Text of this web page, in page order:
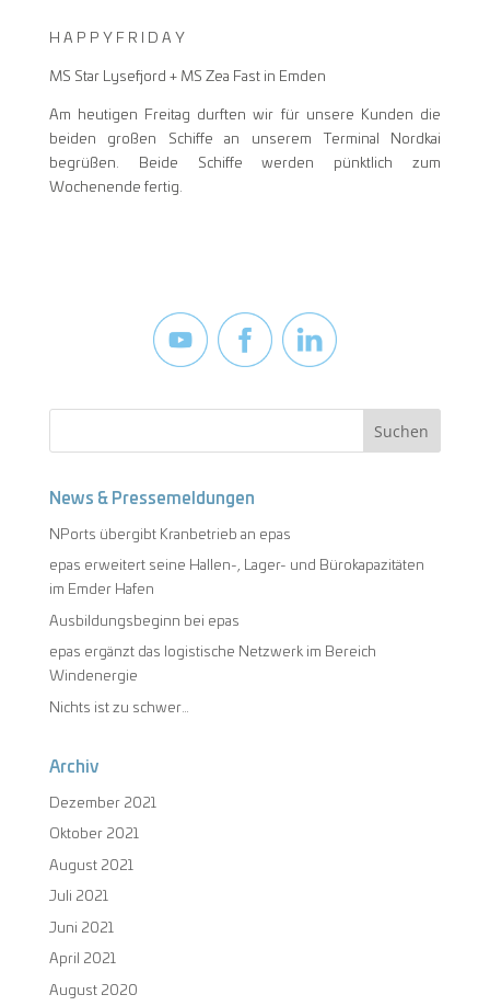
H A P P Y F R I D A Y
MS Star Lysefjord + MS Zea Fast in Emden
Am heutigen Freitag durften wir für unsere Kunden die
beiden großen Schiffe an unserem Terminal Nordkai
begrüßen. Beide Schiffe werden pünktlich zum
Wochenende fertig.
News & Pressemeldungen
NPorts übergibt Kranbetrieb an epas
epas erweitert seine Hallen-, Lager- und Bürokapazitäten
im Emder Hafen
Ausbildungsbeginn bei epas
epas ergänzt das logistische Netzwerk im Bereich
Windenergie
Nichts ist zu schwer…
Archiv
Dezember 2021
Oktober 2021
August 2021
Juli 2021
Juni 2021
April 2021
August 2020